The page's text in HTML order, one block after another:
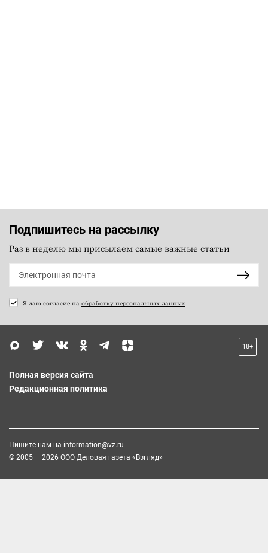
Подпишитесь на рассылку
Раз в неделю мы присылаем самые важные статьи
Я даю согласие на обработку персональных данных
18+
Полная версия сайта
Редакционная политика
Пишите нам на information@vz.ru
© 2005 — 2026 ООО Деловая газета «Взгляд»